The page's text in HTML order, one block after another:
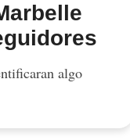
algo